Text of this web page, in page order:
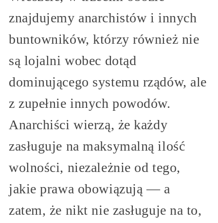
znajdujemy anarchistów i innych
buntowników, którzy również nie
są lojalni wobec dotąd
dominującego systemu rządów, ale
z zupełnie innych powodów.
Anarchiści wierzą, że każdy
zasługuje na maksymalną ilość
wolności, niezależnie od tego,
jakie prawa obowiązują — a
zatem, że nikt nie zasługuje na to,